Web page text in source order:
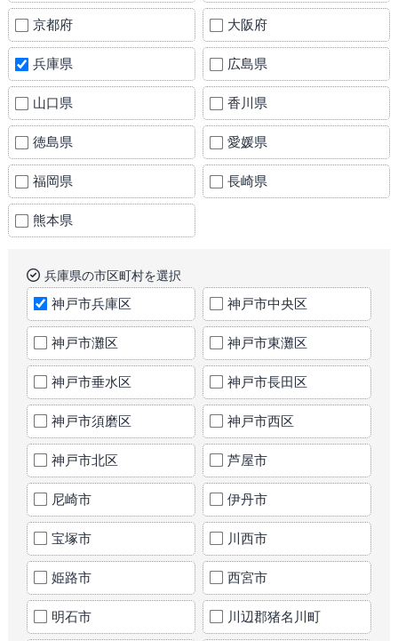
京都府 大阪府
兵庫県 広島県
山口県 香川県
徳島県 愛媛県
福岡県 長崎県
熊本県
兵庫県の市区町村を選択
神戸市兵庫区 神戸市中央区
神戸市灘区 神戸市東灘区
神戸市垂水区 神戸市長田区
神戸市須磨区 神戸市西区
神戸市北区 芦屋市
尼崎市 伊丹市
宝塚市 川西市
姫路市 西宮市
明石市 川辺郡猪名川町